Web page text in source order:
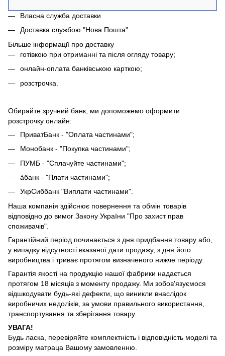
Власна служба доставки
Доставка службою "Нова Пошта"
Більше інформації про доставку
готівкою при отриманні та після огляду товару;
онлайн-оплата банківською карткою;
розстрочка.
Обирайте зручний банк, ми допоможемо оформити
розстрочку онлайн:
ПриватБанк - "Оплата частинами";
Монобанк - "Покупка частинами";
ПУМБ - "Сплачуйте частинами";
àбанк - "Плати частинами";
УкрСиббанк "Виплати частинами".
Наша компанія здійснює повернення та обмін товарів
відповідно до вимог Закону України "Про захист прав
споживачів".
Гарантійний період починається з дня придбання товару або,
у випадку відсутності вказаної дати продажу, з дня його
виробництва і триває протягом визначеного нижче періоду.
Гарантія якості на продукцію нашої фабрики надається
протягом 18 місяців з моменту продажу. Ми зобов'язуємося
відшкодувати будь-які дефекти, що виникли внаслідок
виробничих недоліків, за умови правильного використання,
транспортування та зберігання товару.
УВАГА!
Будь ласка, перевіряйте комплектність і відповідність моделі та
розміру матраца Вашому замовленню.